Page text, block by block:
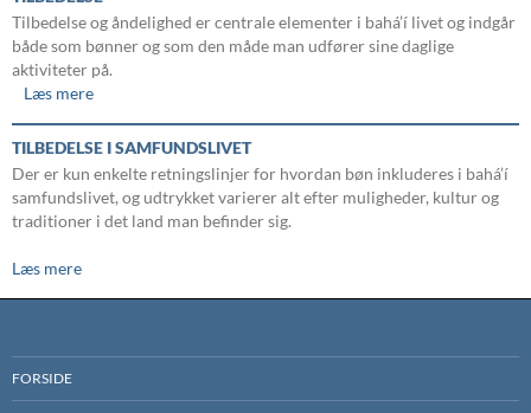
Tilbedelse og åndelighed er centrale elementer i bahá’í livet og indgår
både som bønner og som den måde man udfører sine daglige
aktiviteter på.
Læs mere
TILBEDELSE I SAMFUNDSLIVET
Der er kun enkelte retningslinjer for hvordan bøn inkluderes i bahá’í
samfundslivet, og udtrykket varierer alt efter muligheder, kultur og
traditioner i det land man befinder sig.
Læs mere
FORSIDE